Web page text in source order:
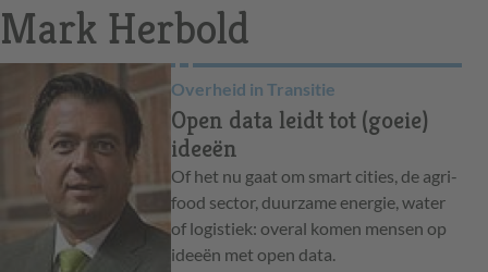
Mark Herbold
Overheid in Transitie
Open data leidt tot (goeie)
ideeën
Of het nu gaat om smart cities, de agri-
food sector, duurzame energie, water
of logistiek: overal komen mensen op
ideeën met open data.